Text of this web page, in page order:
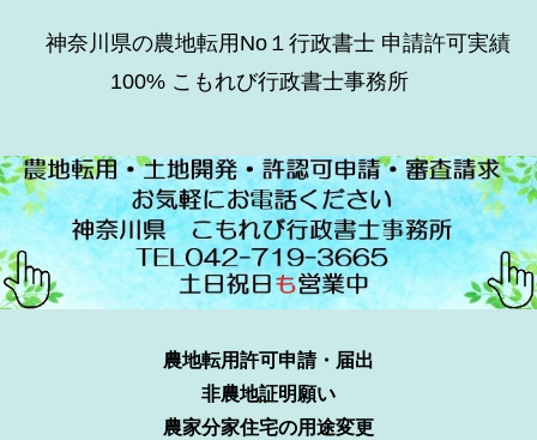
神奈川県の農地転用No１行政書士 申請許可実績
100% こもれび行政書士事務所
農地転用許可申請・届出
非農地証明願い
農家分家住宅の用途変更